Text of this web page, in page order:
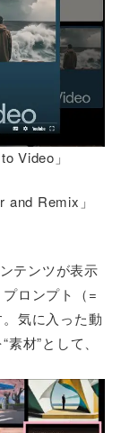
Video」
Remix」
テンツが表示
ロンプト（=
気に入った動
材”として、